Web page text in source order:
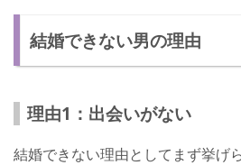
結婚できない男の理由
理由1：出会いがない
結婚できない理由としてまず挙げ